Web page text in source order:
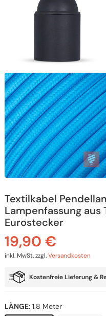
Textilkabel
Lampenfassung
Eurostecker
19,90 €
inkl. MwSt.zzgl.Versandkosten
Kostenfreie Lieferung &
LÄNGE: 1.8 Meter